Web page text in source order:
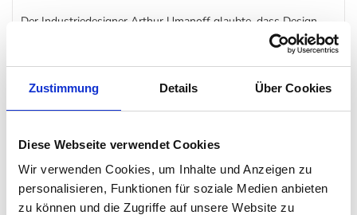
Zustimmung Details Über Cookies
Diese Webseite verwendet Cookies
Wir verwenden Cookies, um Inhalte und Anzeigen zu
personalisieren, Funktionen für soziale Medien anbieten
zu können und die Zugriffe auf unsere Website zu
Der Industriedesigner Arthur Umanoff glaubte, dass Design
nicht nur schön konstruiert und funktional, sondern auch
erreichbar sein sollte. Mit natürlichen Materialien und neuen
Methoden, um traditionelle Möbelstücke neu zu interpretieren,
schuf er vielseitige Wohnaccessoires für das Zuhause.
wider, die mit ihrem spannenden Materialmix aus Rattan und
pulverbeschichtetem Stahl an die 50er und 60er Jahre erinnern.